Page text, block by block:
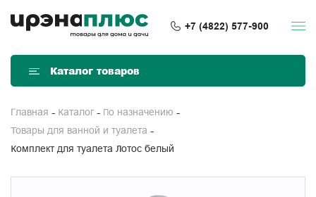
+7 (4822) 577-900
Каталог товаров
Главная Каталог По назначению
Товары для ванной и туалета
Комплект для туалета Лотос белый